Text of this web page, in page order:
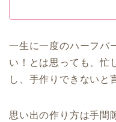
一生に一度のハーフバ
い！とは思っても、忙
し、手作りできないと
思い出の作り方は手間